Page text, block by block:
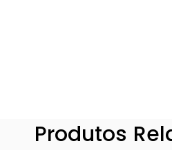
Produtos